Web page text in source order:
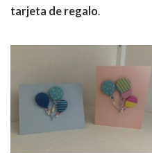
tarjeta de regalo.